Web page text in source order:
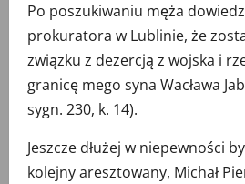
Po poszukiwaniu męża
prokuratora w Lublinie, że
związku z dezercją z wojska i
granicę mego syna Wacława
sygn. 230, k. 14).
Jeszcze dłużej w niepewności
kolejny aresztowany, Michał